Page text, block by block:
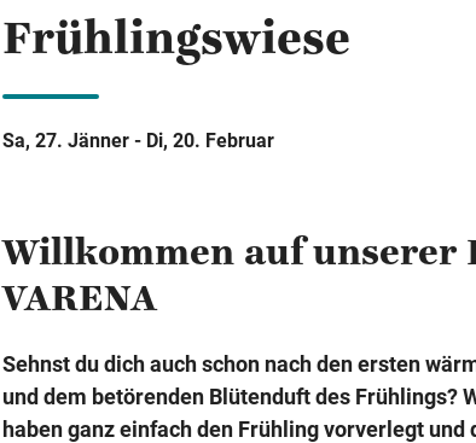
Frühlingswiese
Sa, 27. Jänner - Di, 20. Februar
Willkommen auf unserer
VARENA
Sehnst du dich auch schon nach den ersten
und dem betörenden Blütenduft des Frühlings?
haben ganz einfach den Frühling vorverlegt und